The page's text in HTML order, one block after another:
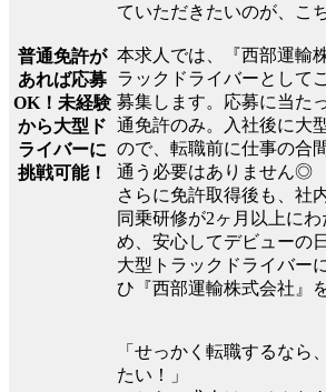
普通免許が
あれば応募
OK！未経験
から大型ド
ライバーに
挑戦可能！
ていただきたいのが、こ
本求人では、『西部運輸
ラックドライバーとして
募集します。応募に当た
通免許のみ。入社後に大
ので、転職前に仕事の合
通う必要はありません◎
さらに免許取得後も、社
同乗研修が2ヶ月以上に
め、安心してデビューの
大型トラックドライバー
ひ『西部運輸株式会社』
「せっかく転職するなら
たい！」